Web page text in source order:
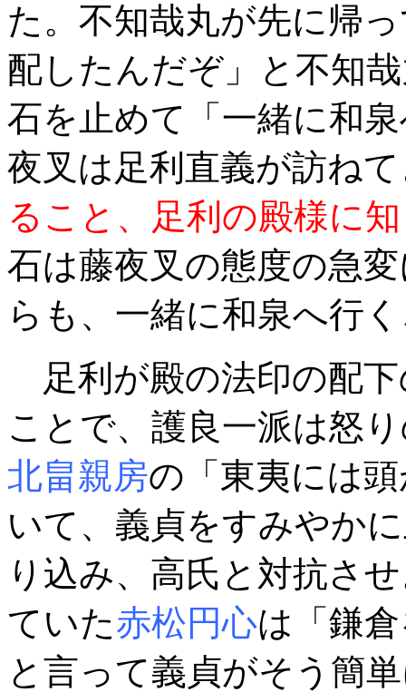
た。不知哉丸が先に帰
配したんだぞ」と不知
石を止めて「一緒に和
夜叉は足利直義が訪ね
ること、足利の殿様に
石は藤夜叉の態度の急
らも、一緒に和泉へ行
足利が殿の法印の配
ことで、護良一派は怒
北畠親房の「東夷には
いて、義貞をすみやか
り込み、高氏と対抗さ
ていた赤松円心は「鎌
と言って義貞がそう簡